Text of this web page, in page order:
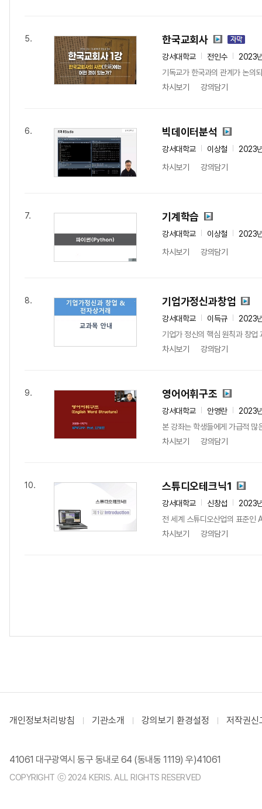
5. 한국교회사
강서대학교 전인수
2023
기독교가 한국과의 관계가 논의
차시보기
강의담기
6. 빅데이터분석
강서대학교 이상철
2023
차시보기
강의담기
7. 기계학습
강서대학교 이상철
2023
차시보기
강의담기
8. 기업가정신과창업
강서대학교 이득규
2023
기업가 정신의 핵심 원칙과 창
차시보기
강의담기
9. 영어어휘구조
강서대학교 안영란
2023
본 강좌는 학생들에게 가급적 많
차시보기
강의담기
10. 스튜디오테크닉1
강서대학교 신창섭
2023
전 세계 스튜디오산업의 표준
차시보기
강의담기
개인정보처리방침 기관소개 강의보기 환경설정 저작권신
41061 대구광역시 동구 동내로 64 (동내동 1119) 우)41061
COPYRIGHT ⓒ 2024 KERIS. ALL RIGHTS RESERVED